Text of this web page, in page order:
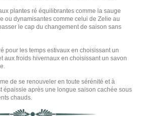
plantes ré équilibrantes comme la sauge
ou dynamisantes comme celui de Zelie au
le cap du changement de saison sans
pour les temps estivaux en choisissant un
aux froids hivernaux en choisissant un savon
de se renouveler en toute sérénité et à
épaissie après une longue saison cachée sous
chauds.